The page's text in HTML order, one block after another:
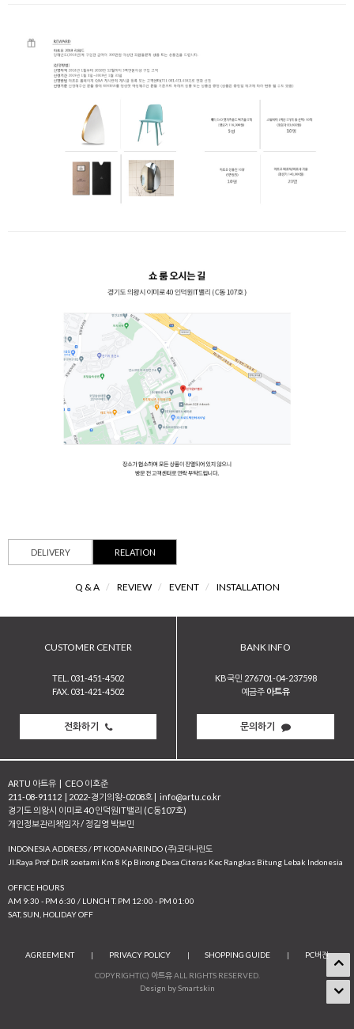
DELIVERY RELATION
Q & A / REVIEW / EVENT / INSTALLATION
CUSTOMER CENTER
TEL. 031-451-4502
FAX. 031-421-4502
전화하기
BANK INFO
KB국민 276701-04-237598
예금주 아트유
문의하기
ARTU 아트유
CEO 이호준
211-08-91112
2022-경기의왕-0208호
info@artu.co.kr
경기도 의왕시 이미로 40 인덕원IT밸리 (C동107호)
개인정보관리책임자 / 정길영 박보민
INDONESIA ADDRESS / PT KODANARINDO (주)코다나린도
JI.Raya Prof Dr.IR soetami Km 8 Kp Binong Desa Citeras Kec Rangkas Bitung Lebak Indonesia
OFFICE HOURS
AM 9:30 - PM 6:30 / LUNCH T. PM 12:00 - PM 01:00
SAT, SUN, HOLIDAY OFF
AGREEMENT | PRIVACY POLICY | SHOPPING GUIDE | PC버전
COPYRIGHT(C) 아트유ALL RIGHTS RESERVED.